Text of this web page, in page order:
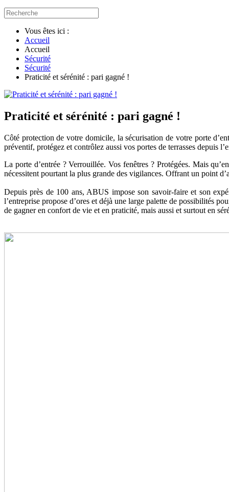
Vous êtes ici :
Accueil
Accueil
Sécurité
Sécurité
Praticité et sérénité : pari gagné !
Praticité et sérénité : pari gagné !
Côté protection de votre domicile, la sécurisation de votre porte
préventif, protégez et contrôlez aussi vos portes de terrasses depuis
La porte d’entrée ? Verrouillée. Vos fenêtres ? Protégées. Mais
nécessitent pourtant la plus grande des vigilances. Offrant un point
Depuis près de 100 ans, ABUS impose son savoir-faire et son
l’entreprise propose d’ores et déjà une large palette de possibilités
de gagner en confort de vie et en praticité, mais aussi et surtout en